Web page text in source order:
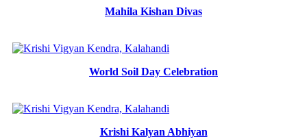
Mahila Kishan Divas
World Soil Day Celebration
Krishi Kalyan Abhiyan